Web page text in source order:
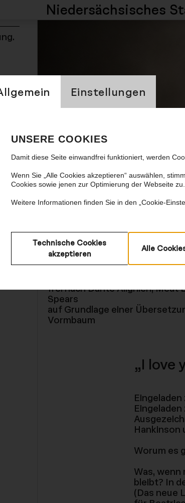
Einstellungen
UNSERE COOKIES
Damit diese Seite einwandfrei funktioniert, werden
Wenn Sie „Alle Cookies akzeptieren“ auswählen,
Cookies sowie jenen zur Optimierung der Webseite zu.
Weitere Informationen finden Sie in den „Cookie-
Technische Cookies
akzeptieren
Alle
Niedersächsisches
frei nach Dante Alighieri, Meat
Spears
auf Grundlage einer
Vormbaum
„I love
Hankinson
Worum es
Was, wenn
bleibt? In
(Das neue